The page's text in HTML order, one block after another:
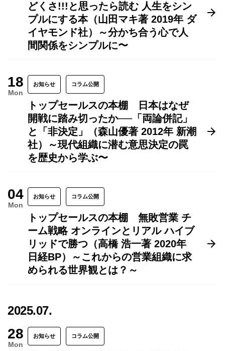
どくさ!!!と思ったら読む 人生をシン
プルにする本（山田マキ著 2019年 ダ
イヤモンド社）～分かち合う心で人
間関係をシンプルに〜
18
Mon
お知らせ コラム公開
トップセールスの本棚 日本はなぜ
開戦に踏み切ったか──「両論併記」
と「非決定」（森山優著 2012年 新潮
社）～現代組織に潜む意思決定の罠
を歴史から学ぶ〜
04
Mon
お知らせ コラム公開
トップセールスの本棚 無敗営業 チ
ーム戦略 オンラインとリアル ハイブ
リッドで勝つ（高橋 浩一著 2020年
日経BP）～これからの営業組織に求
められる世界観とは？～
2025.07.
28
Mon
お知らせ コラム公開